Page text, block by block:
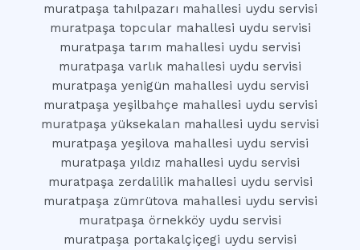
muratpaşa tahılpazarı mahallesi uydu servisi
muratpaşa topcular mahallesi uydu servisi
muratpaşa tarım mahallesi uydu servisi
muratpaşa varlık mahallesi uydu servisi
muratpaşa yenigün mahallesi uydu servisi
muratpaşa yeşilbahçe mahallesi uydu servisi
muratpaşa yüksekalan mahallesi uydu servisi
muratpaşa yeşilova mahallesi uydu servisi
muratpaşa yıldız mahallesi uydu servisi
muratpaşa zerdalilik mahallesi uydu servisi
muratpaşa zümrütova mahallesi uydu servisi
muratpaşa örnekköy uydu servisi
muratpaşa portakalçiçegi uydu servisi